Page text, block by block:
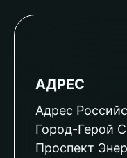
АДРЕС
Адрес
Город-Герой
Проспект